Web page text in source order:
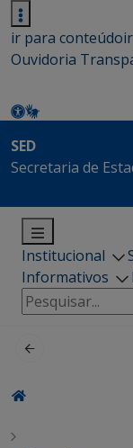
ir para conteúdo
Ouvidoria
SED
Secretaria de
Institucional
Informativos
Pesquisar
por: